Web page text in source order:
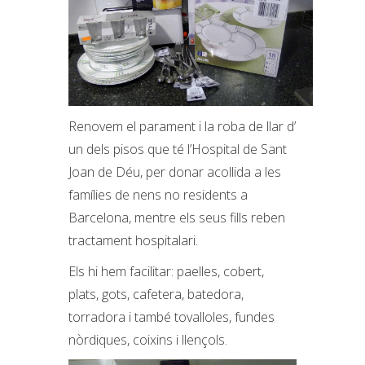
Renovem el parament i la roba de llar d’
un dels pisos que té l’Hospital de Sant
Joan de Déu, per donar acollida a les
famílies de nens no residents a
Barcelona, mentre els seus fills reben
tractament hospitalari.
Els hi hem facilitar: paelles, cobert,
plats, gots, cafetera, batedora,
torradora i també tovalloles, fundes
nòrdiques, coixins i llençols.